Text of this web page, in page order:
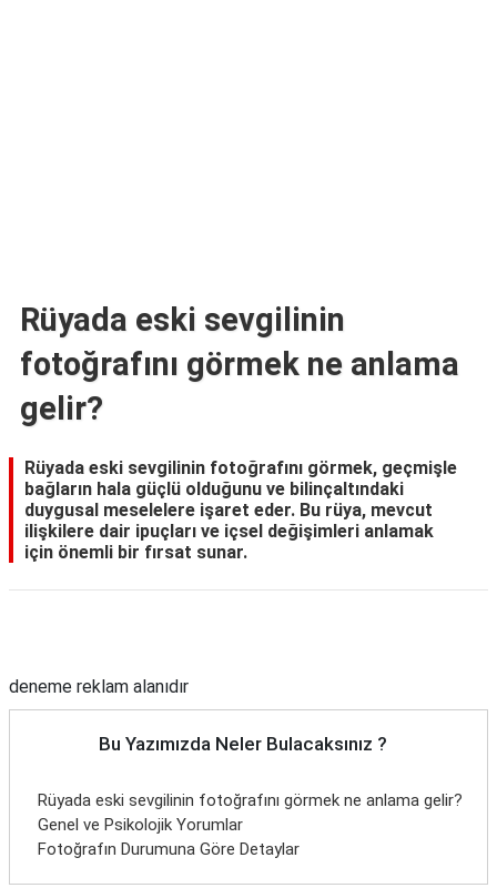
Rüyada eski sevgilinin
fotoğrafını görmek ne anlama
gelir?
Rüyada eski sevgilinin fotoğrafını görmek, geçmişle
bağların hala güçlü olduğunu ve bilinçaltındaki
duygusal meselelere işaret eder. Bu rüya, mevcut
ilişkilere dair ipuçları ve içsel değişimleri anlamak
için önemli bir fırsat sunar.
deneme reklam alanıdır
Bu Yazımızda Neler Bulacaksınız ?
Rüyada eski sevgilinin fotoğrafını görmek ne anlama gelir?
Genel ve Psikolojik Yorumlar
Fotoğrafın Durumuna Göre Detaylar